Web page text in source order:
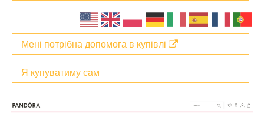
Я купуватиму сам
Мені потрібна допомога в купівлі